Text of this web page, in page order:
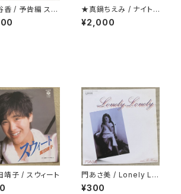
/ 予告編 ステ
付
★真鍋ちえみ / ナイトレ
イン・美少女 プロモ
¥2,000
子 / スウィート
門あさ美 / Lonely Lo
nely Honey
¥300